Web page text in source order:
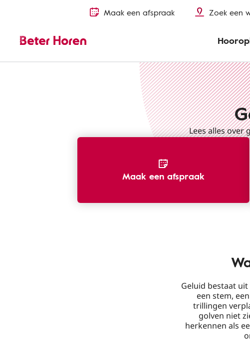
Maak een afspraak Zoek een
Lees alles over
Maak een afspraak
Geluid bestaat uit
een stem,
trillingen
golven niet
herkennen als